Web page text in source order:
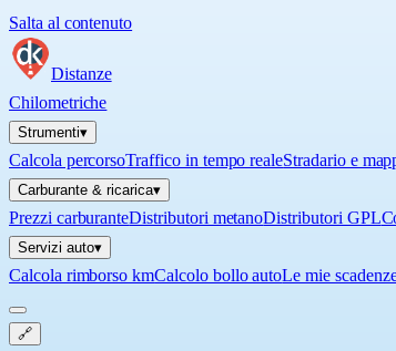
Salta al contenuto
Distanze
Chilometriche
Strumenti▾
Calcola percorsoTraffico in tempo realeStradario e
Carburante & ricarica▾
Prezzi carburanteDistributori metanoDistributori GPL
Servizi auto▾
Calcola rimborso kmCalcolo bollo autoLe mie
🔗